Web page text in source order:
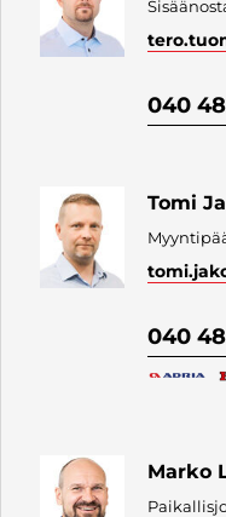
040
Tomi
040
Marko